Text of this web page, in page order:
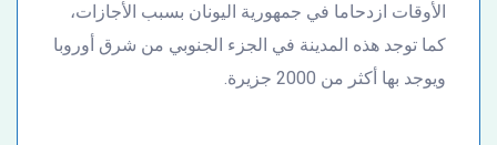
الأوقات ازدحاما في جمهورية اليونان بسبب الأجازات،
كما توجد هذه المدينة في الجزء الجنوبي من شرق أوروبا
ويوجد بها أكثر من 2000 جزيرة.